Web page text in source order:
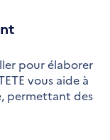
pour élaborer
vous aide à
permettant des